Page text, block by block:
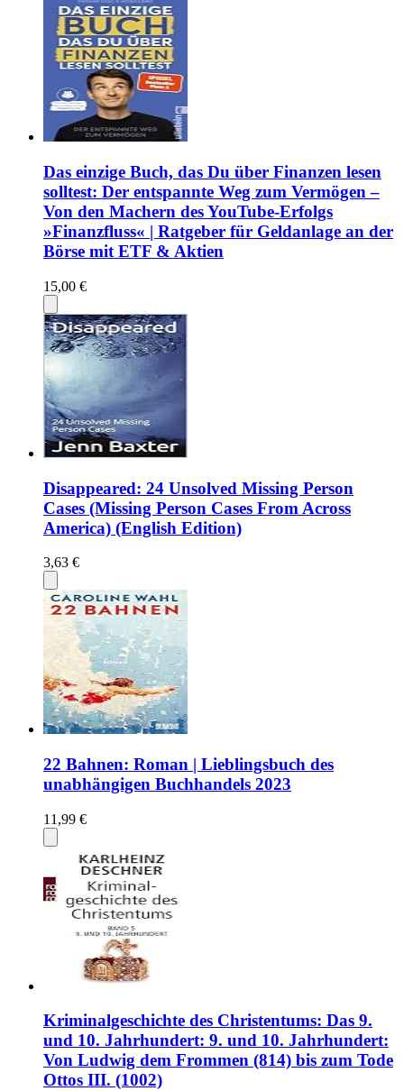
Das einzige Buch, das Du über Finanzen lesen
solltest: Der entspannte Weg zum Vermögen –
Von den Machern des YouTube-Erfolgs
»Finanzfluss« | Ratgeber für Geldanlage an der
Börse mit ETF & Aktien
15,00 €
Disappeared: 24 Unsolved Missing Person
Cases (Missing Person Cases From Across
America) (English Edition)
3,63 €
22 Bahnen: Roman | Lieblingsbuch des
unabhängigen Buchhandels 2023
11,99 €
Kriminalgeschichte des Christentums: Das 9.
und 10. Jahrhundert: 9. und 10. Jahrhundert:
Von Ludwig dem Frommen (814) bis zum Tode
Ottos III. (1002)